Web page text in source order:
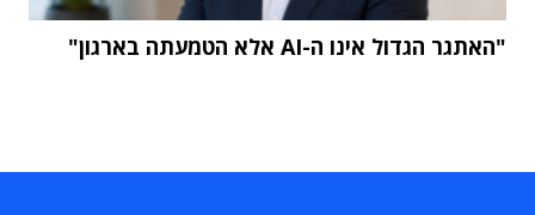
"האתגר הגדול אינו ה-AI אלא הטמעתה בארגון"